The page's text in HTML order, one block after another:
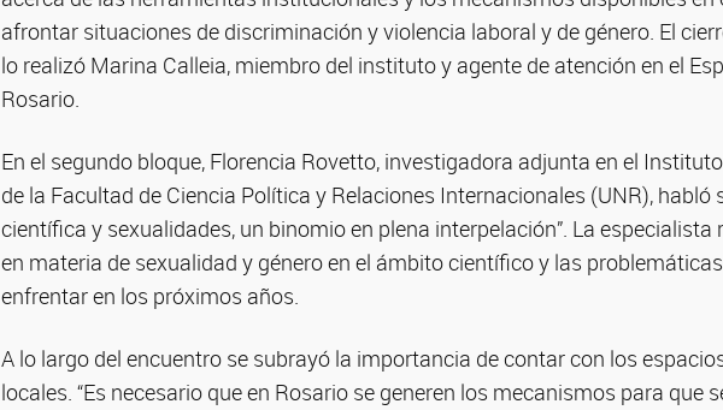
afrontar situaciones de discriminación y violencia laboral y de género. El
lo realizó Marina Calleia, miembro del instituto y agente de atención en el
Rosario.
En el segundo bloque, Florencia Rovetto, investigadora adjunta en el
de la Facultad de Ciencia Política y Relaciones Internacionales (UNR), habló
científica y sexualidades, un binomio en plena interpelación”. La especialista
en materia de sexualidad y género en el ámbito científico y las
enfrentar en los próximos años.
A lo largo del encuentro se subrayó la importancia de contar con los
locales. “Es necesario que en Rosario se generen los mecanismos para que